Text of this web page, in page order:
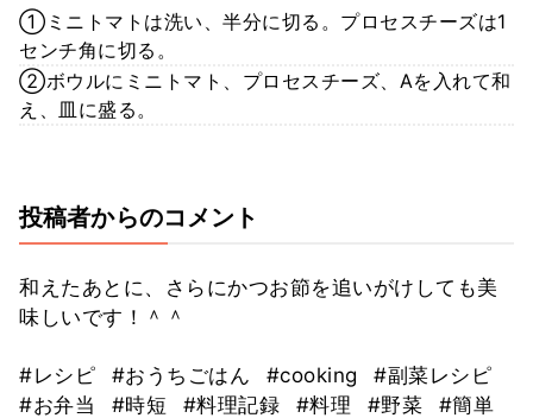
①ミニトマトは洗い、半分に切る。プロセスチーズは1
センチ角に切る。
②ボウルにミニトマト、プロセスチーズ、Aを入れて和
え、皿に盛る。
投稿者からのコメント
和えたあとに、さらにかつお節を追いがけしても美
味しいです！＾＾
#レシピ #おうちごはん #cooking
#副菜レシピ
#お弁当
#時短 #料理記録 #料理 #野菜
#簡単